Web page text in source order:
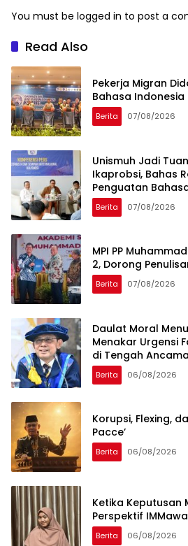
You must be logged in to post a
Read Also
Pekerja Migran
Bahasa
Berita 07/08/2026
Unismuh Jadi
Ikaprobsi, Bahas
Penguatan
Global
Berita 07/08/2026
MPI PP
2, Dorong
Berita 07/08/2026
Daulat Moral
Menakar Urgensi
di Tengah
Berita 06/08/2026
Korupsi, Flexing,
Pacce’
Berita 06/08/2026
Ketika Keputusan
Perspektif
Berita 06/08/2026